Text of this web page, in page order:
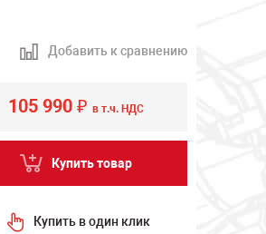
Добавить к сравнению
105 990 ₽ в т.ч. НДС
Купить товар
Купить в один клик